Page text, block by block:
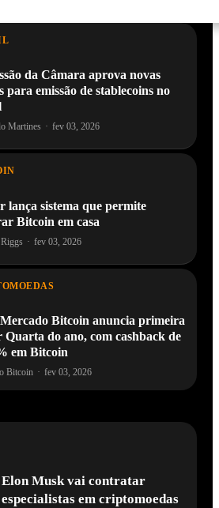
da Câmara aprova novas
para emissão de stablecoins no
Martines · fev 03, 2026
lança sistema que permite
Bitcoin em casa
· fev 03, 2026
Bitcoin anuncia primeira
Quarta do ano, com cashback de
em Bitcoin
Bitcoin · fev 03, 2026
Elon Musk vai contratar
especialistas em criptomoedas